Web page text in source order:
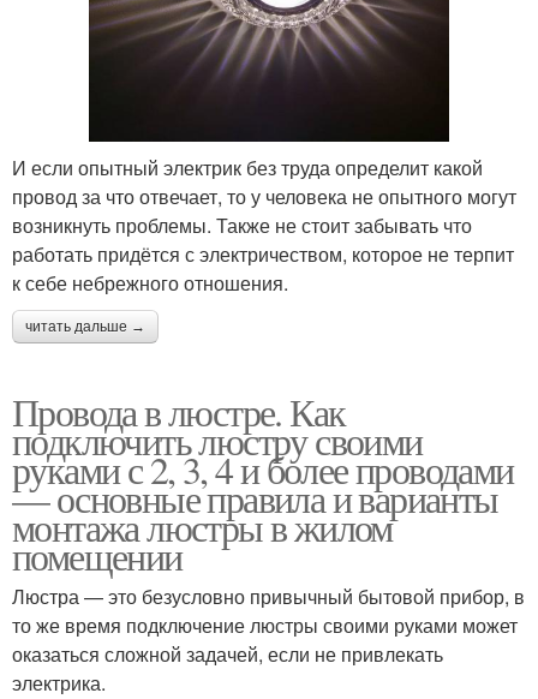
И если опытный электрик без труда определит какой
провод за что отвечает, то у человека не опытного могут
возникнуть проблемы. Также не стоит забывать что
работать придётся с электричеством, которое не терпит
к себе небрежного отношения.
читать дальше →
Провода в люстре. Как
подключить люстру своими
руками с 2, 3, 4 и более проводами
— основные правила и варианты
монтажа люстры в жилом
помещении
Люстра — это безусловно привычный бытовой прибор, в
то же время подключение люстры своими руками может
оказаться сложной задачей, если не привлекать
электрика.